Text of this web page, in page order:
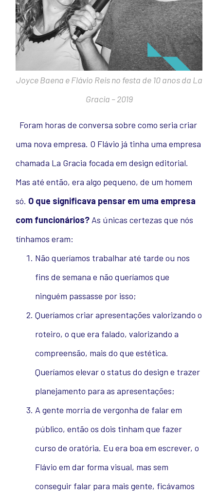
Joyce Baena e Flávio Reis no festa de 10 anos da La
Gracia – 2019
Foram horas de conversa sobre como seria criar
uma nova empresa. O Flávio já tinha uma empresa
chamada La Gracia focada em design editorial.
Mas até então, era algo pequeno, de um homem
só. O que significava pensar em uma empresa
com funcionários?As únicas certezas que nós
tínhamos eram:
Não queríamos trabalhar até tarde ou nos
fins de semana e não queríamos que
ninguém passasse por isso;
Queríamos criar apresentações valorizando o
roteiro, o que era falado, valorizando a
compreensão, mais do que estética.
Queríamos elevar o status do design e trazer
planejamento para as apresentações;
A gente morria de vergonha de falar em
público, então os dois tinham que fazer
curso de oratória. Eu era boa em escrever, o
Flávio em dar forma visual, mas sem
conseguir falar para mais gente, ficávamos